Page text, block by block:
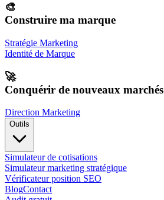
🎨
Construire ma marque
Stratégie Marketing
Identité de Marque
🚀
Conquérir de nouveaux marchés
Direction Marketing
Outils
Simulateur de cotisations
Simulateur marketing stratégique
Vérificateur position SEO
BlogContact